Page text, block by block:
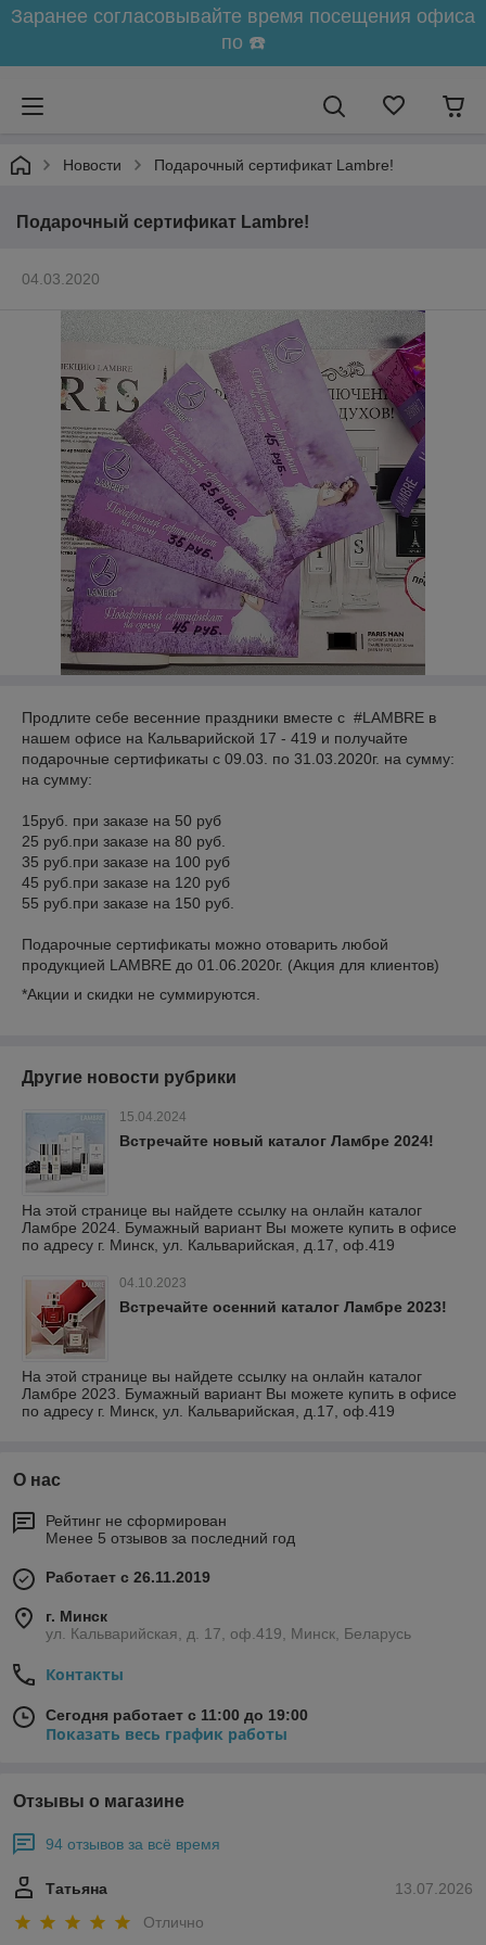
Заранее согласовывайте время посещения офиса
по ☎️
Новости Подарочный сертификат Lambre!
Подарочный сертификат Lambre!
04.03.2020
Продлите себе весенние праздники вместе с #LAMBRE в
нашем офисе на Кальварийской 17 - 419 и получайте
подарочные сертификаты с 09.03. по 31.03.2020г. на сумму:
на сумму:
15руб. при заказе на 50 руб
25 руб.при заказе на 80 руб.
35 руб.при заказе на 100 руб
45 руб.при заказе на 120 руб
55 руб.при заказе на 150 руб.
Подарочные сертификаты можно отоварить любой
продукцией LAMBRE до 01.06.2020г. (Акция для клиентов)
*Акции и скидки не суммируются.
Другие новости рубрики
15.04.2024
Встречайте новый каталог Ламбре 2024!
На этой странице вы найдете ссылку на онлайн каталог
Ламбре 2024. Бумажный вариант Вы можете купить в офисе
по адресу г. Минск, ул. Кальварийская, д.17, оф.419
04.10.2023
Встречайте осенний каталог Ламбре 2023!
На этой странице вы найдете ссылку на онлайн каталог
Ламбре 2023. Бумажный вариант Вы можете купить в офисе
по адресу г. Минск, ул. Кальварийская, д.17, оф.419
О нас
Рейтинг не сформирован
Менее 5 отзывов за последний год
Работает с 26.11.2019
г. Минск
ул. Кальварийская, д. 17, оф.419, Минск, Беларусь
Контакты
Сегодня работает с 11:00 до 19:00
Показать весь график работы
Отзывы о магазине
94 отзывов за всё время
13.07.2026
Татьяна
Отлично